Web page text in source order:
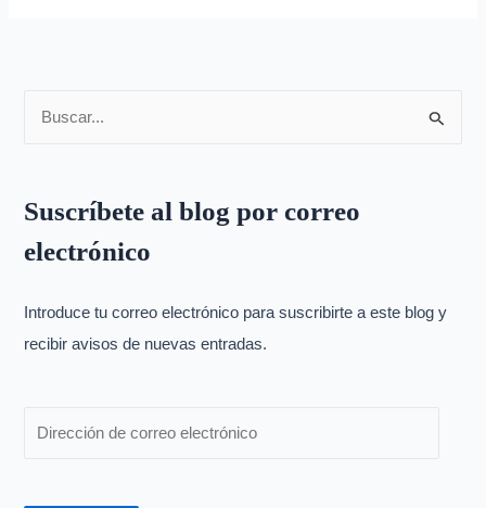
c
a
p
o
Suscríbete al blog por correo
electrónico
Introduce tu correo electrónico para suscribirte a este blog y
recibir avisos de nuevas entradas.